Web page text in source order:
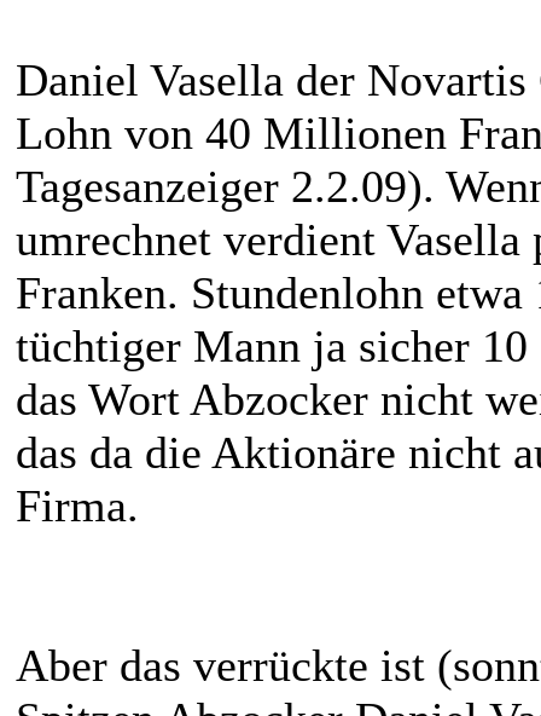
Daniel Vasella der
Lohn von 40 Millionen
Tagesanzeiger 2.2.09).
umrechnet verdient Vasella
Franken. Stundenlohn
tüchtiger Mann ja sicher
das Wort Abzocker nicht
das da die Aktionäre nicht
Firma.
Aber das verrückte ist